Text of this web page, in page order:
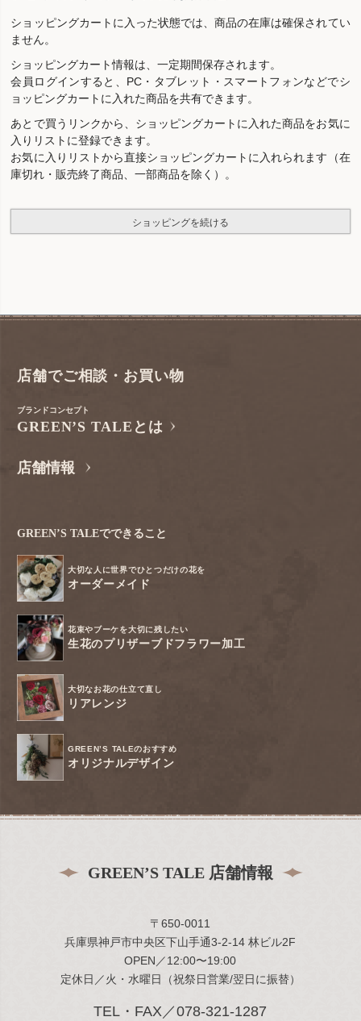
ショッピングカートに入った状態では、商品の在庫は確保されてい
ません。
ショッピングカート情報は、一定期間保存されます。
会員ログインすると、PC・タブレット・スマートフォンなどでシ
ョッピングカートに入れた商品を共有できます。
あとで買うリンクから、ショッピングカートに入れた商品をお気に
入りリストに登録できます。
お気に入りリストから直接ショッピングカートに入れられます（在
庫切れ・販売終了商品、一部商品を除く）。
ショッピングを続ける
店舗でご相談・お買い物
ブランドコンセプト
GREEN’S TALEとは
店舗情報
GREEN’S TALEでできること
大切な人に世界でひとつだけの花を
オーダーメイド
花束やブーケを大切に残したい
生花のプリザーブドフラワー加工
大切なお花の仕立て直し
リアレンジ
GREEN’S TALEのおすすめ
オリジナルデザイン
GREEN’S TALE 店舗情報
〒650-0011
兵庫県神戸市中央区下山手通3-2-14 林ビル2F
OPEN／12:00〜19:00
定休日／火・水曜日（祝祭日営業/翌日に振替）
TEL・FAX／078-321-1287